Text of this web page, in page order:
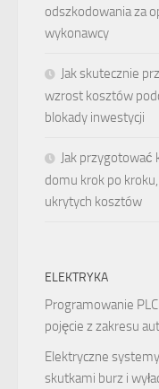
odszkodowania za
wykonawcy
Jak skutecznie
wzrost kosztów
blokady inwestycji
Jak
domu krok po
ukrytych kosztów
ELEKTRYKA
Programowanie
pojęcie z zakresu
Elektryczne
skutkami burz i